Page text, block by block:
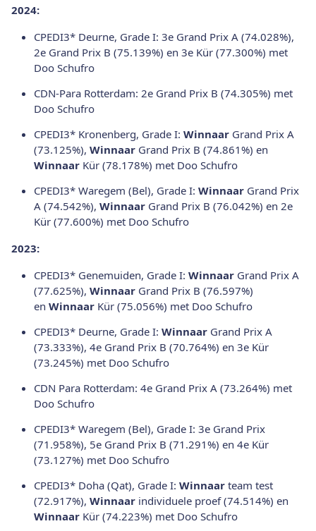
2024:
CPEDI3* Deurne, Grade I: 3e Grand Prix A (74.028%),
2e Grand Prix B (75.139%) en 3e Kür (77.300%) met
Doo Schufro
CDN-Para Rotterdam: 2e Grand Prix B (74.305%) met
Doo Schufro
CPEDI3* Kronenberg, Grade I: Winnaar Grand Prix A
(73.125%), Winnaar Grand Prix B (74.861%) en
Winnaar Kür (78.178%) met Doo Schufro
CPEDI3* Waregem (Bel), Grade I: Winnaar Grand Prix
A (74.542%), Winnaar Grand Prix B (76.042%) en 2e
Kür (77.600%) met Doo Schufro
2023:
CPEDI3* Genemuiden, Grade I: Winnaar Grand Prix A
(77.625%), Winnaar Grand Prix B (76.597%)
en Winnaar Kür (75.056%) met Doo Schufro
CPEDI3* Deurne, Grade I: Winnaar Grand Prix A
(73.333%), 4e Grand Prix B (70.764%) en 3e Kür
(73.245%) met Doo Schufro
CDN Para Rotterdam: 4e Grand Prix A (73.264%) met
Doo Schufro
CPEDI3* Waregem (Bel), Grade I: 3e Grand Prix
(71.958%), 5e Grand Prix B (71.291%) en 4e Kür
(73.127%) met Doo Schufro
CPEDI3* Doha (Qat), Grade I: Winnaar team test
(72.917%), Winnaar individuele proef (74.514%) en
Winnaar Kür (74.223%) met Doo Schufro